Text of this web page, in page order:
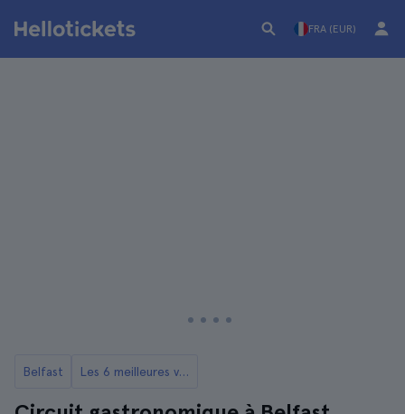
FRA (EUR)
Belfast Les 6 meilleures visites de Belfast